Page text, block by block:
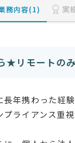
務内容(1) 実
★リモートの
長年携わった経
プライアンス重